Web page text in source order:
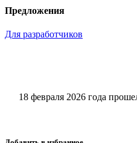
Предложения
Для разработчиков
18 февраля 2026 года